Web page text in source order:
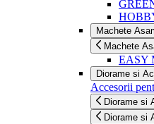
Machete
Machete
EASY
Diorame si
Accesorii
Diorame si
Diorame si